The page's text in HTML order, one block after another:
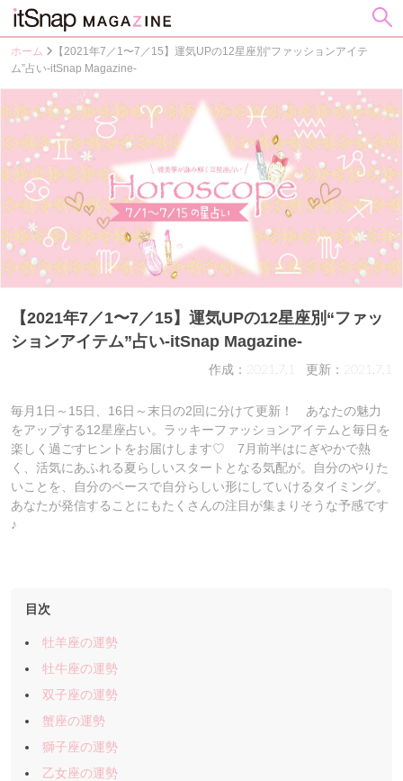
ホーム
【2021年7／1〜7／15】運気UPの12星座別“ファッションアイテ
ム”占い-itSnap Magazine-
【2021年7／1〜7／15】運気UPの12星座別“ファッ
ションアイテム”占い-itSnap Magazine-
作成：2021.7.1 更新：2021.7.1
毎月1日～15日、16日～末日の2回に分けて更新！ あなたの魅力
をアップする12星座占い。ラッキーファッションアイテムと毎日を
楽しく過ごすヒントをお届けします♡ 7月前半はにぎやかで熱
く、活気にあふれる夏らしいスタートとなる気配が。自分のやりた
いことを、自分のペースで自分らしい形にしていけるタイミング。
あなたが発信することにもたくさんの注目が集まりそうな予感です
♪
目次
牡羊座の運勢
牡牛座の運勢
双子座の運勢
蟹座の運勢
獅子座の運勢
乙女座の運勢